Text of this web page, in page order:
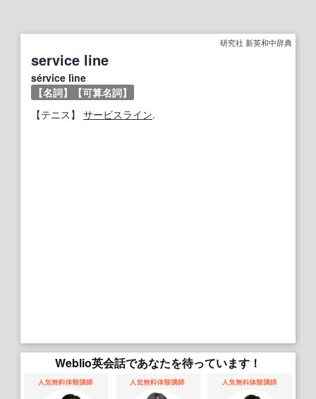
研究社 新英和中辞典
service line
sérvice lìne
【名詞】
【可算名詞】
【テニス 】 サービスライン.
Weblio英会話であなたを待っています！